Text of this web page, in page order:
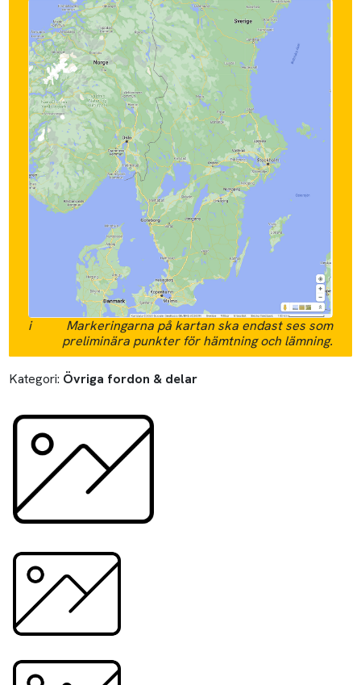
i
Markeringarna på kartan ska endast ses som
preliminära punkter för hämtning och lämning.
Kategori: Övriga fordon & delar